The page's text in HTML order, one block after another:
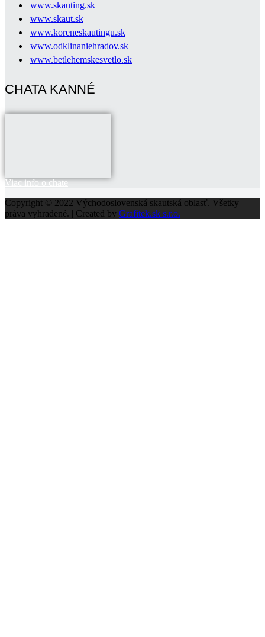
www.skauting.sk
www.skaut.sk
www.koreneskautingu.sk
www.odklinaniehradov.sk
www.betlehemskesvetlo.sk
CHATA KANNÉ
Viac info o chate
Copyright © 2022 Východoslovenská skautská oblasť. Všetky
práva vyhradené. | Created by Grafitek.sk s.r.o.